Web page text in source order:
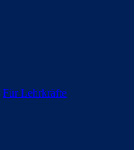
Für Lehrkräfte